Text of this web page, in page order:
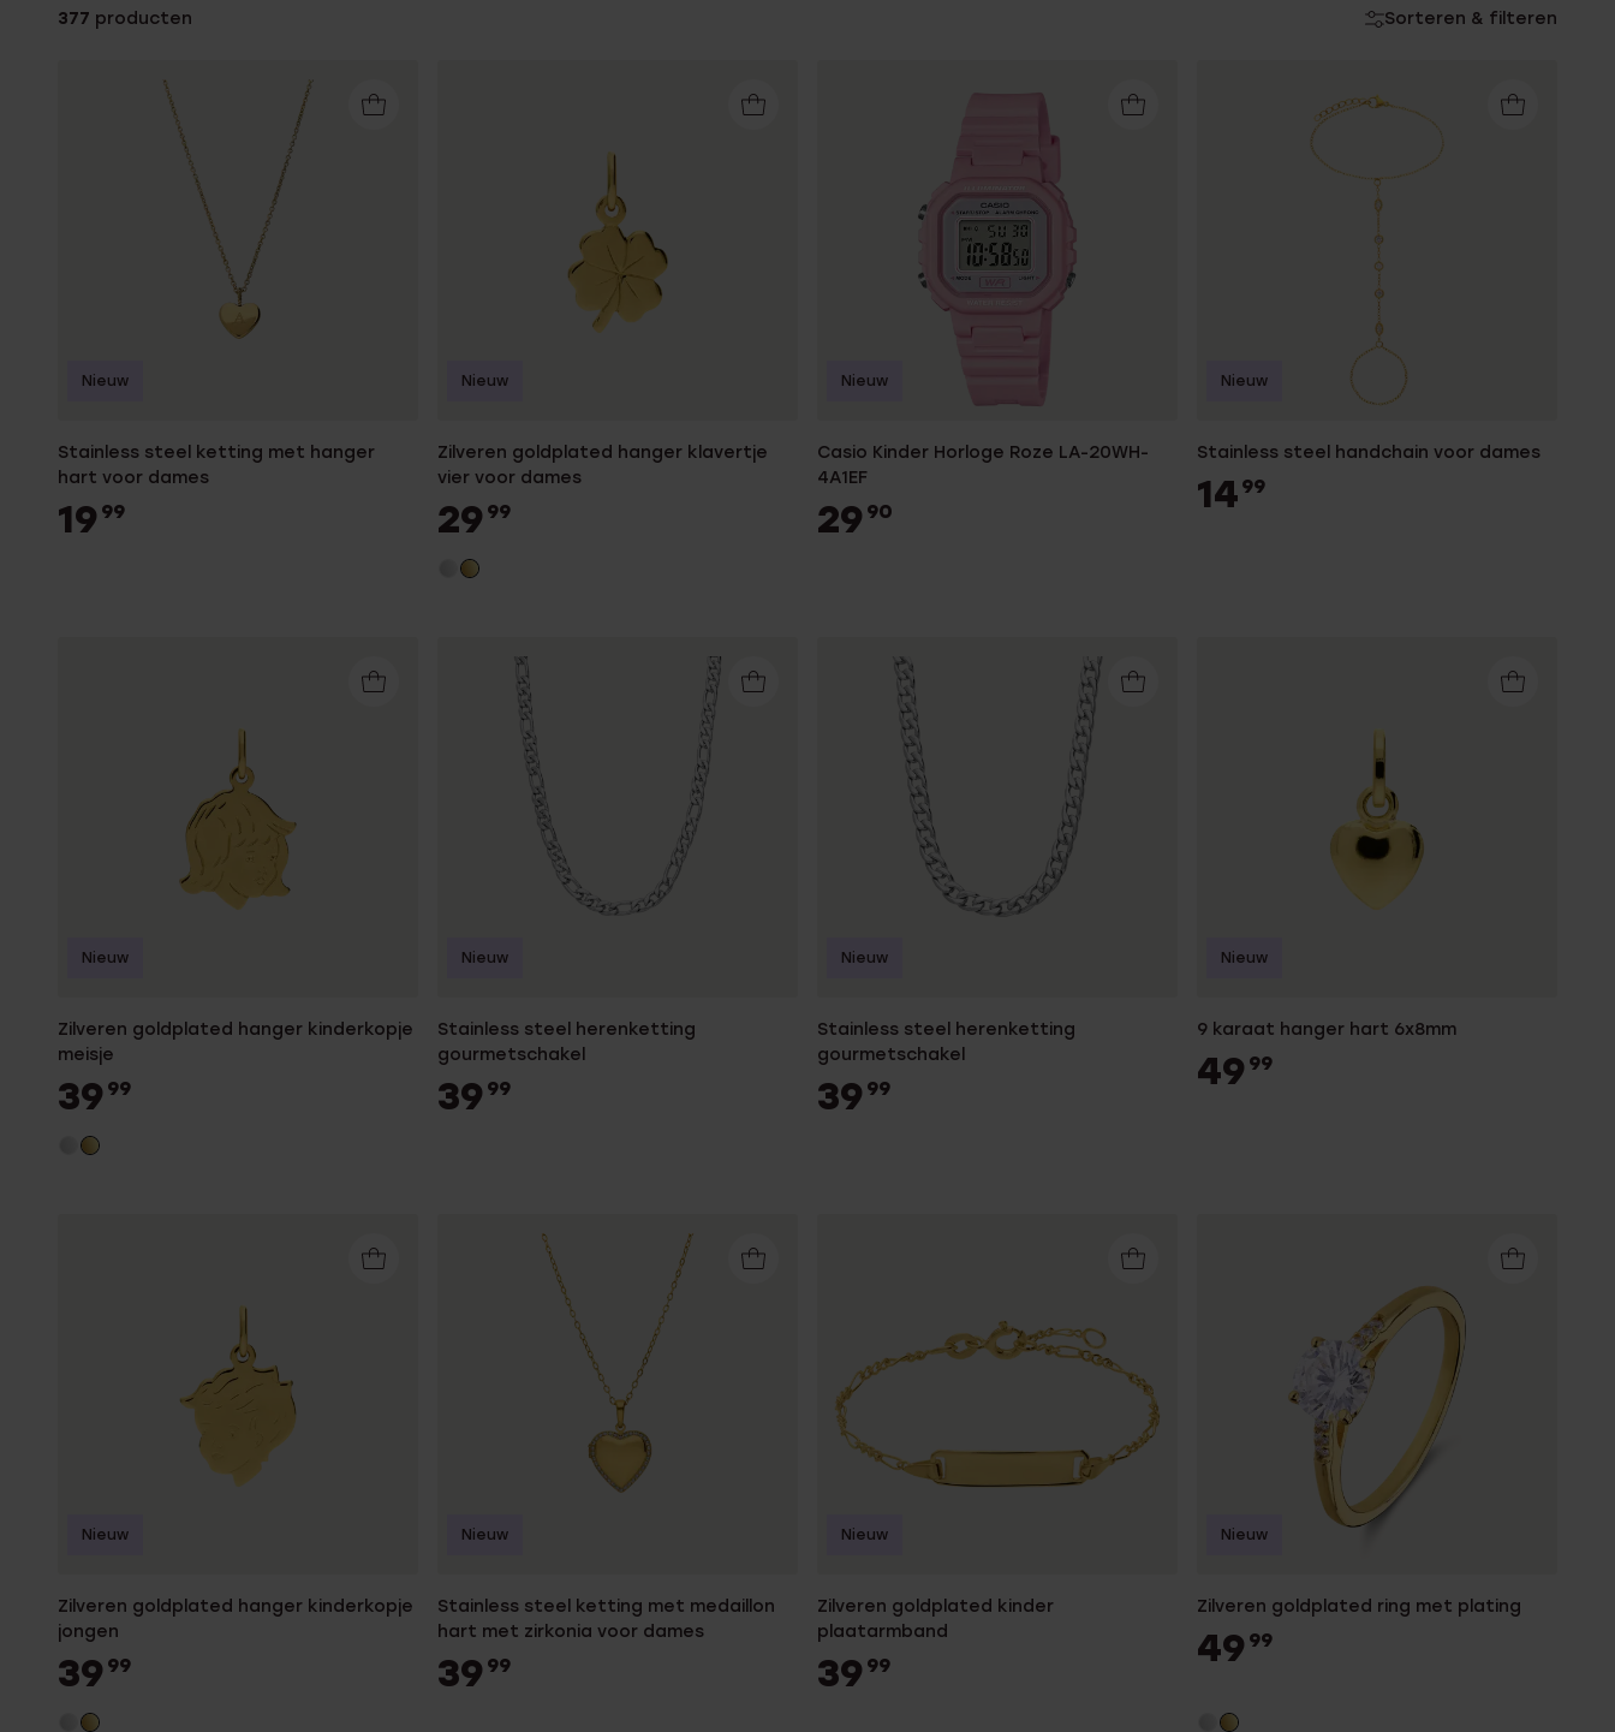
Trouwringen
Accessoires
377 producten Sorteren & filteren
Stainless steel ketting met hanger
hart voor dames
19 99
Nieuw
Zilveren goldplated hanger klavertje
vier voor dames
29 99
Nieuw
Casio Kinder Horloge Roze LA-20WH-
4A1EF
29 90
Nieuw
Stainless steel handchain voor dames
14 99
Nieuw
Zilveren goldplated hanger kinderkopje
meisje
39 99
Nieuw
Stainless steel herenketting
gourmetschakel
39 99
Nieuw
Stainless steel herenketting
gourmetschakel
39 99
Nieuw
9 karaat hanger hart 6x8mm
49 99
Nieuw
Zilveren goldplated hanger kinderkopje
jongen
39 99
Nieuw
Stainless steel ketting met medaillon
hart met zirkonia voor dames
39 99
Nieuw
Zilveren goldplated kinder
plaatarmband
39 99
Nieuw
Zilveren goldplated ring met plating
49 99
Nieuw